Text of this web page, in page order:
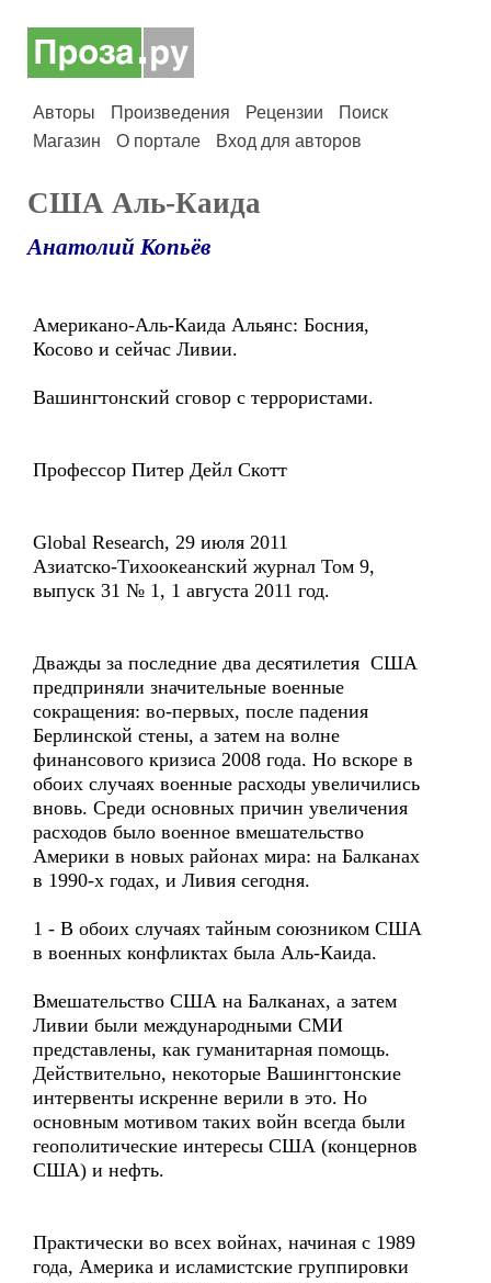
Авторы Произведения Рецензии
Поиск
Магазин
О портале Вход для авторов
США Аль-Каида
Анатолий Копьёв
Американо-Аль-Каида Альянс: Босния,
Косово и сейчас Ливии.
Вашингтонский сговор с террористами.
Профессор Питер Дейл Скотт
Global Research, 29 июля 2011
Азиатско-Тихоокеанский журнал Том 9,
выпуск 31 № 1, 1 августа 2011 год.
Дважды за последние два десятилетия США
предприняли значительные военные
сокращения: во-первых, после падения
Берлинской стены, а затем на волне
финансового кризиса 2008 года. Но вскоре в
обоих случаях военные расходы увеличились
вновь. Среди основных причин увеличения
расходов было военное вмешательство
Америки в новых районах мира: на Балканах
в 1990-х годах, и Ливия сегодня.
1 - В обоих случаях тайным союзником США
в военных конфликтах была Аль-Каида.
Вмешательство США на Балканах, а затем
Ливии были международными СМИ
представлены, как гуманитарная помощь.
Действительно, некоторые Вашингтонские
интервенты искренне верили в это. Но
основным мотивом таких войн всегда были
геополитические интересы США (концернов
США) и нефть.
Практически во всех войнах, начиная с 1989
года, Америка и исламистские группировки